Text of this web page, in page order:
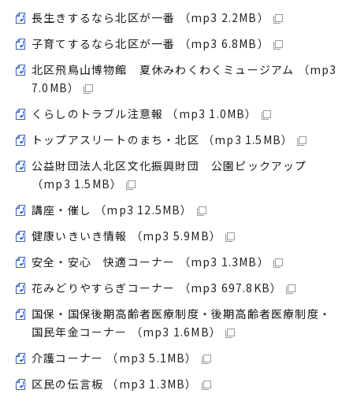
長生きするなら北区が一番 （mp3 2.2MB）
子育てするなら北区が一番 （mp3 6.8MB）
北区飛鳥山博物館 夏休みわくわくミュージアム （mp3
7.0MB）
くらしのトラブル注意報 （mp3 1.0MB）
トップアスリートのまち・北区 （mp3 1.5MB）
公益財団法人北区文化振興財団 公園ピックアップ
（mp3 1.5MB）
講座・催し （mp3 12.5MB）
健康いきいき情報 （mp3 5.9MB）
安全・安心 快適コーナー （mp3 1.3MB）
花みどりやすらぎコーナー （mp3 697.8KB）
国保・国保後期高齢者医療制度・後期高齢者医療制度・
国民年金コーナー （mp3 1.6MB）
介護コーナー （mp3 5.1MB）
区民の伝言板 （mp3 1.3MB）